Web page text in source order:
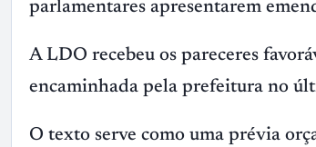
parlamentares apresentarem
A LDO recebeu os pareceres
encaminhada pela prefeitura no
O texto serve como uma prévia